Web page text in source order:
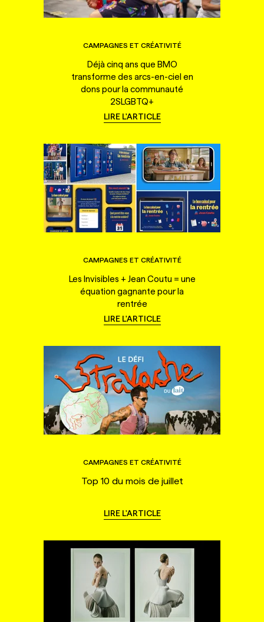
CAMPAGNES ET CRÉATIVITÉ
Déjà cinq ans que BMO
transforme des arcs-en-ciel en
dons pour la communauté
2SLGBTQ+
LIRE L'ARTICLE
CAMPAGNES ET CRÉATIVITÉ
Les Invisibles + Jean Coutu = une
équation gagnante pour la
rentrée
LIRE L'ARTICLE
CAMPAGNES ET CRÉATIVITÉ
Top 10 du mois de juillet
LIRE L'ARTICLE